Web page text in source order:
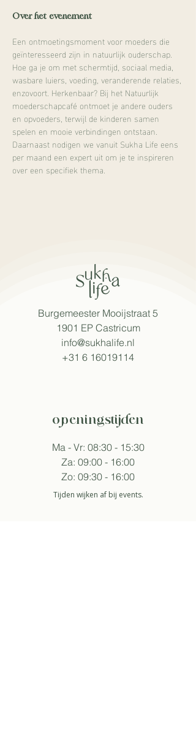
Over het evenement
Een ontmoetingsmoment voor moeders die
geïnteresseerd zijn in natuurlijk ouderschap.
Hoe ga je om met schermtijd, sociaal media,
wasbare luiers, voeding, veranderende relaties,
enzovoort. Herkenbaar? Bij het Natuurlijk
moederschapcafé ontmoet je andere ouders
en opvoeders, terwijl de kinderen samen
spelen en mooie verbindingen ontstaan.
Daarnaast nodigen we vanuit Sukha Life eens
per maand een expert uit om je te inspireren
over een specifiek thema.
Burgemeester Mooijstraat 5
1901 EP Castricum​
info@sukhalife.nl
+31 6 16019114
openingstijden
Ma - Vr: 08:30 - 15:30
Za: 09:00 - 16:00
Zo: 09:30 - 16:00
Tijden wijken af bij events.